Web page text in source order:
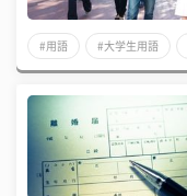
#用語 #大学生用語